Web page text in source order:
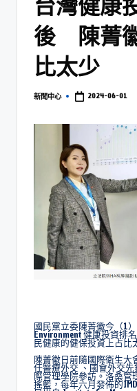
台灣健康
後 陳菁
比太少
新聞中心 2024-06-01
國民黨立委陳菁徽今（1
Environment 健康投資排
民健康的健保投資上占比
陳菁徽日前隨國際衛生大
任醫療外交 、國會外交
際管理學院參訪。洛桑管
搖籃，每年六月發佈的